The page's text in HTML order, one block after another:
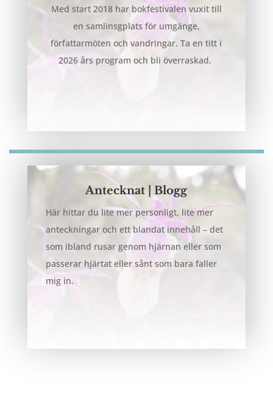
Med start 2018 har bokfestivalen vuxit till
en samlinsgplats för umgänge,
författarmöten och vandringar. Ta en titt i
2026 års program och bli överraskad.
Antecknat | Blogg
Här hittar du lite mer personligt, lite mer
anteckningar och ett blandat innehåll – det
som ibland rusar genom hjärnan eller som
passerar hjärtat eller sånt som bara faller
mig in.